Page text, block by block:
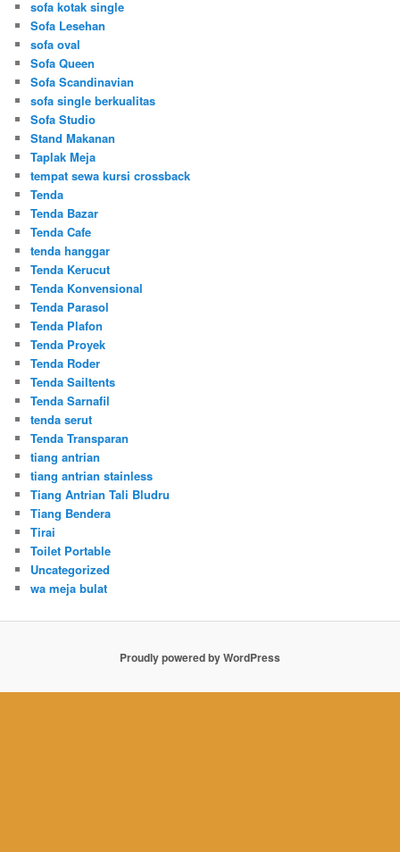
sofa kotak single
Sofa Lesehan
sofa oval
Sofa Queen
Sofa Scandinavian
sofa single berkualitas
Sofa Studio
Stand Makanan
Taplak Meja
tempat sewa kursi crossback
Tenda
Tenda Bazar
Tenda Cafe
tenda hanggar
Tenda Kerucut
Tenda Konvensional
Tenda Parasol
Tenda Plafon
Tenda Proyek
Tenda Roder
Tenda Sailtents
Tenda Sarnafil
tenda serut
Tenda Transparan
tiang antrian
tiang antrian stainless
Tiang Antrian Tali Bludru
Tiang Bendera
Tirai
Toilet Portable
Uncategorized
wa meja bulat
Proudly powered by WordPress